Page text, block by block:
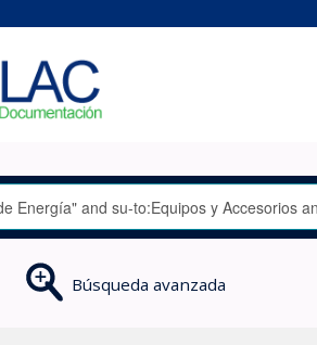
Búsqueda avanzada